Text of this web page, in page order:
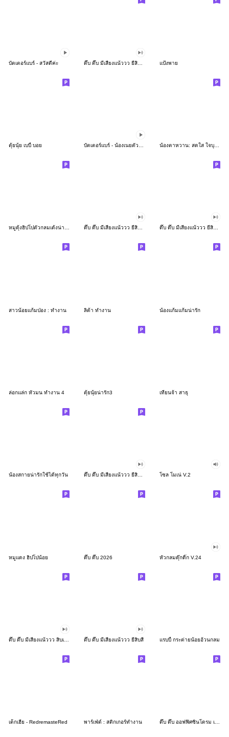
บัตเตอร์แบร์ - สวัสดีค่ะ แป้งพาย
ตุ้ยนุ้ย เบบี้ บอย น้องตาหวาน: สดใส ใจบุญ (สีพาสเทล)
หมูดุ้งฮิปโปตัวกลมเด้งน่ารัก ดึ๊บ ดึ๊บ มีเสียงแน้ววว ยี่สิบเจ็ด ดึ๊บ ดึ๊บ มีเสียงแน้ววว ยี่สิบหก
สาวน้อยแก้มป่อง : ทำงาน ลิต้า ทำงาน น้องแก้มแก้มน่ารัก
ล่อกแล่ก หัวมน ทำงาน 4 ตุ้ยนุ้ยน่ารัก3 เทียนจ้า สาธุ
น้องสกายน่ารักใช้ได้ทุกวัน ดึ๊บ ดึ๊บ มีเสียงแน้ววว ยี่สิบสอง โซล โมเน่ V.2
หมูแดง ฮิปโปน้อย ดึ๊บ ดึ๊บ 2026 หัวกลมดุ๊กดิ๊ก V.24
ดึ๊บ ดึ๊บ มีเสียงแน้ววว ยี่สิบสี่ แรบบี้ กระต่ายน้อยอ้วนกลม
เด็กเฮีย - RedremasteRed พาร์เฟ่ต์ : สติกเกอร์ทำงาน ดึ๊บ ดึ๊บ ออฟฟิศซินโดรม เจ็ด